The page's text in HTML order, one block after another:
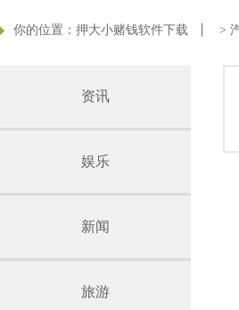
你的位置： 押大小赌钱软件下载 >
资讯
娱乐
新闻
旅游